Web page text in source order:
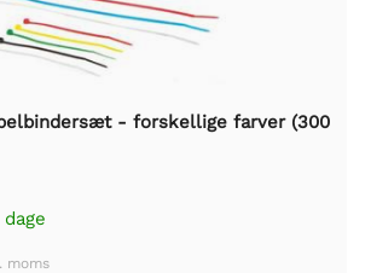
- forskellige farver (300
moms